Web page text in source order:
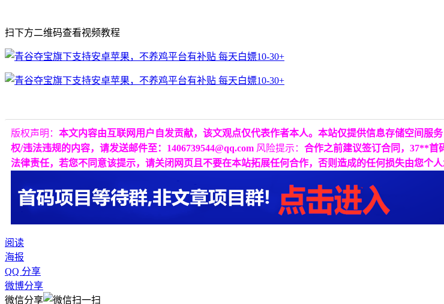
扫下方二维码查看视频教程
版权声明： 本文内容由互联网用户自发贡献，该文观点仅代表作者本人。本站仅提供信息存储空间服
权/违法违规的内容，请发送邮件至：1406739544@qq.com 风险提示： 合作之前建议签订合同，37**首
法律责任，若您不同意该提示，请关闭网页且不要在本站拓展任何合作，否则造成的任何损失由您个人
阅读
海报
QQ 分享
微博分享
微信分享